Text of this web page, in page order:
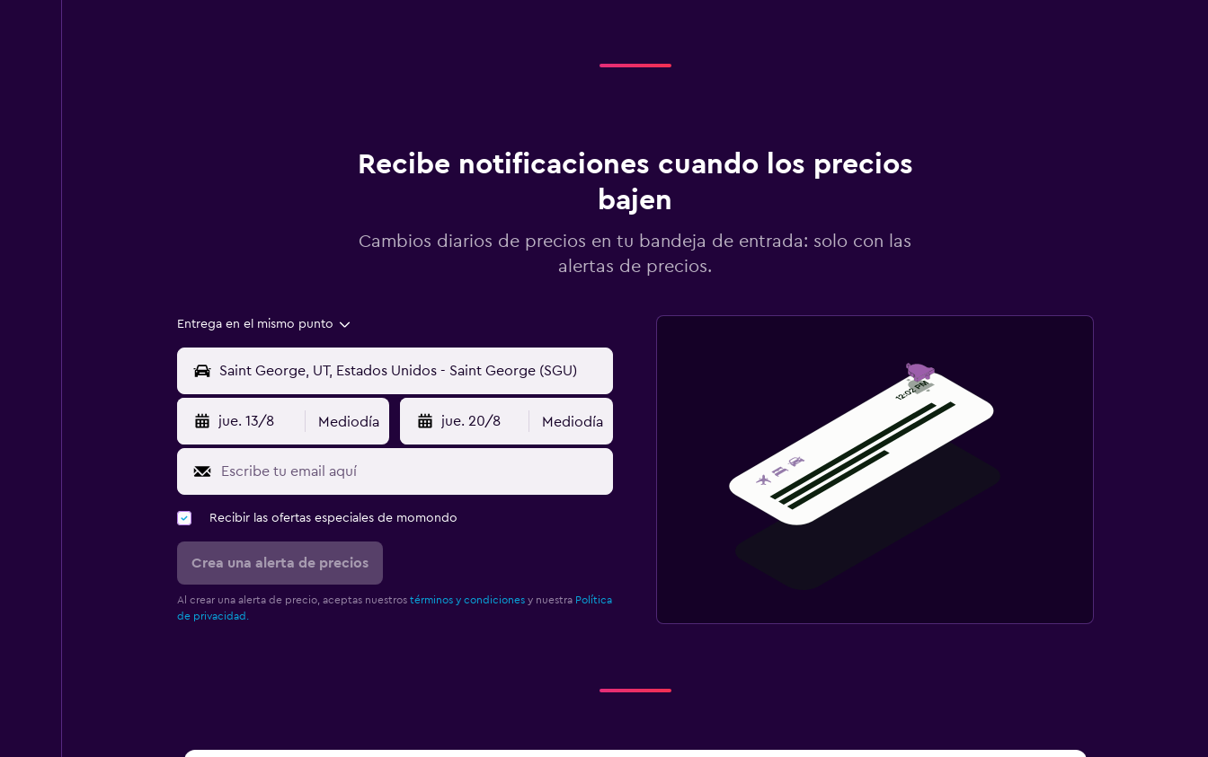
Recibe notificaciones cuando los precios
bajen
Cambios diarios de precios en tu bandeja de entrada: solo con las
alertas de precios.
Entrega en el mismo punto
jue. 13/8 Mediodía jue. 20/8 Mediodía
Recibir las ofertas especiales de momondo
Crea una alerta de precios
Al crear una alerta de precio, aceptas nuestros términos y condicionesy nuestra Política
de privacidad.